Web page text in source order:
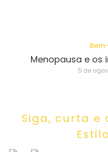
Menopausa e os
5 de
Siga, curta e